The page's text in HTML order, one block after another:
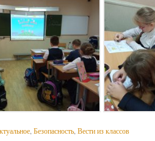
Безопасность Вести из классов